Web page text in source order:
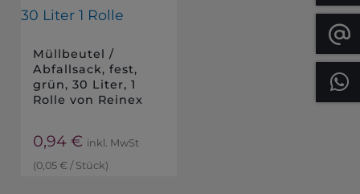
Müllbeutel /
Abfallsack, fest,
grün, 30 Liter, 1
Rolle von Reinex
0,94€ inkl. MwSt
(0,05 € / Stück)